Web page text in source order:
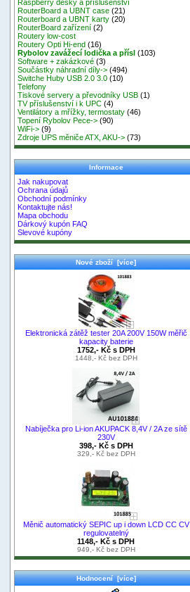
Raspberry desky a příslušenství
RouterBoard a UBNT case (21)
Routerboard a UBNT karty (20)
RouterBoard zařízení (2)
Routery low-cost
Routery Opti Hi-end (16)
Rybolov zavážecí lodička a přísl (103)
Software + zakázkové (3)
Součástky náhradní díly-> (494)
Switche Huby USB 2.0 3.0 (10)
Telefony
Tiskové servery a převodníky USB (1)
TV příslušenství i k UPC (4)
Ventilátory a mřížky, termostaty (46)
Topení Rybolov Pece-> (90)
WiFi-> (9)
Zdroje UPS měniče ATX, AKU-> (73)
Informace
Jak nakupovat
Ochrana údajů
Obchodní podmínky
Kontaktujte nás!
Mapa obchodu
Dárkový kupón FAQ
Slevové kupóny
Nové zboží [více]
Elektronická zátěž tester 20A 200V 150W měřič
kapacity baterie
1752,- Kč s DPH
1448,- Kč bez DPH
Nabíječka pro Li-ion AKUPACK 8,4V / 2A ze sítě
230V
398,- Kč s DPH
329,- Kč bez DPH
Měnič automatický SEPIC up i down LCD CC CV
regulovatelný
1148,- Kč s DPH
949,- Kč bez DPH
Hodnocení [více]